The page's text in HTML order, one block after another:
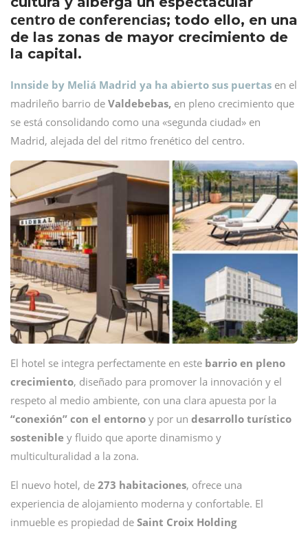
centro de conferencias; todo ello, en una
de las zonas de mayor crecimiento de
la capital.
Innside by Meliá Madrid ya ha abierto sus puertas en el
madrileño barrio de Valdebebas, en pleno crecimiento que
se está consolidando como una «segunda ciudad» en
Madrid, alejada del del ritmo frenético del centro.
El hotel se integra perfectamente en este barrio en pleno
crecimiento, diseñado para promover la innovación y el
respeto al medio ambiente, con una clara apuesta por la
“conexión” con el entorno y por un desarrollo turístico
sostenible y fluido que aporte dinamismo y
multiculturalidad a la zona.
El nuevo hotel, de 273 habitaciones, ofrece una
experiencia de alojamiento moderna y confortable. El
inmueble es propiedad de Saint Croix Holding